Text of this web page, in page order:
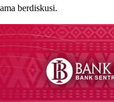
berdiskusi.